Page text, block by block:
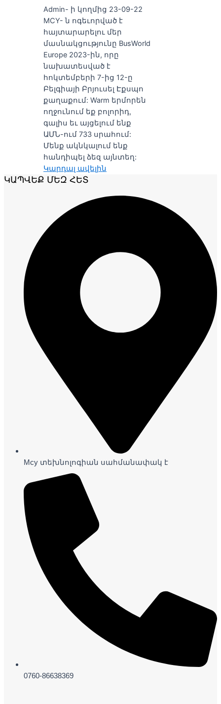
Admin- ի կողմից 23-09-22
MCY- ն ոգեւորված է
հայտարարելու մեր
մասնակցությունը BusWorld
Europe 2023-ին, որը
նախատեսված է
հոկտեմբերի 7-ից 12-ը
Բելգիայի Բրյուսել Էքսպո
քաղաքում: Warm երմորեն
ողջունում եք բոլորիդ,
գալիս եւ այցելում ենք
ԱՄՆ-ում 733 սրահում:
Մենք ակնկալում ենք
հանդիպել ձեզ այնտեղ:
Կարդալ ավելին
ԿԱՊՎԵՔ ՄԵԶ ՀԵՏ
Mcy տեխնոլոգիան սահմանափակ է
0760-86638369